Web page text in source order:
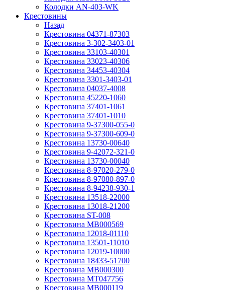
Колодки AN-403-WK
Крестовины
Назад
Крестовина 04371-87303
Крестовина 3-302-3403-01
Крестовина 33103-40301
Крестовина 33023-40306
Крестовина 34453-40304
Крестовина 3301-3403-01
Крестовина 04037-4008
Крестовина 45220-1060
Крестовина 37401-1061
Крестовина 37401-1010
Крестовина 9-37300-055-0
Крестовина 9-37300-609-0
Крестовина 13730-00640
Крестовина 9-42072-321-0
Крестовина 13730-00040
Крестовина 8-97020-279-0
Крестовина 8-97080-897-0
Крестовина 8-94238-930-1
Крестовина 13518-22000
Крестовина 13018-21200
Крестовина ST-008
Крестовина MB000569
Крестовина 12018-01110
Крестовина 13501-11010
Крестовина 12019-10000
Крестовина 18433-51700
Крестовина MB000300
Крестовина MT047756
Крестовина MB000119